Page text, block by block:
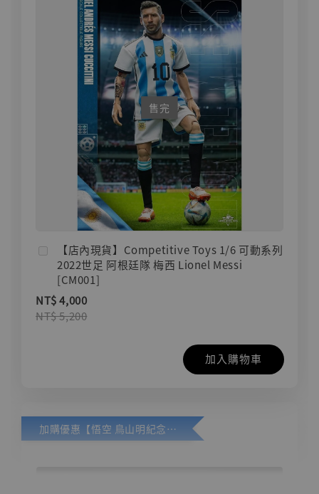
售完
【店內現貨】Competitive Toys 1/6 可動系列
2022世足 阿根廷隊 梅西 Lionel Messi
[CM001]
NT$ 4,000
NT$ 5,200
加入購物車
加購優惠【悟空 鳥山明紀念款 [奇蹟工作室]】